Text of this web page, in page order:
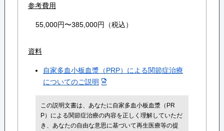
参考費用
55,000円〜385,000円（税込）
資料
自家多血小板血漿（PRP）による関節症治療
についてのご説明
この説明文書は、あなたに自家多血小板血漿（PR
P）による関節症治療の内容を正しく理解していただ
き、あなたの自由な意思に基づいて再生医療等の提